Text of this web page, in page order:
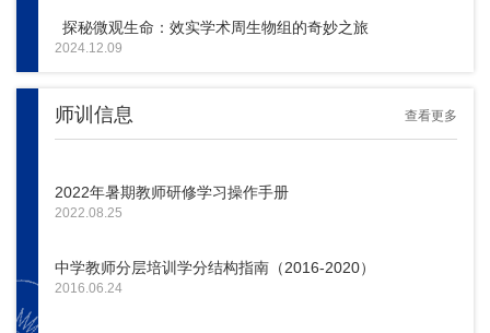
探秘微观生命：效实学术周生物组的奇妙之旅
2024.12.09
师训信息 查看更多
2022年暑期教师研修学习操作手册
2022.08.25
中学教师分层培训学分结构指南（2016-2020）
2016.06.24